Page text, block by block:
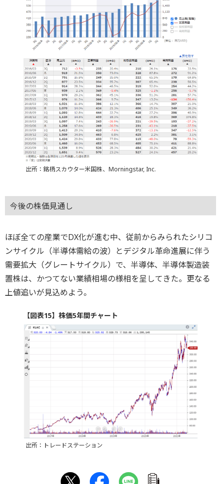
出所：銘柄スカウター米国株、Morningstar, Inc.
今後の株価見通し
ほぼ全ての産業でDX化が進む中、従前からみられたシリコ
ンサイクル（半導体需給の波）とデジタル革命進展に伴う
需要拡大（グレートサイクル）で、半導体、半導体製造装
置株は、かつてない業績相場の様相を呈してきた。更なる
上値追いが見込めよう。
【図表15】株価5年間チャート
出所：トレードステーション